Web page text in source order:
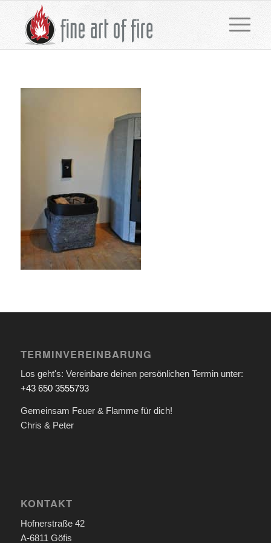
TERMINVEREINBARUNG
Los geht's: Vereinbare deinen persönlichen Termin unter:
+43 650 3555793
Gemeinsam Feuer & Flamme für dich!
Chris & Peter
KONTAKT
Hofnerstraße 42
A-6811 Göfis